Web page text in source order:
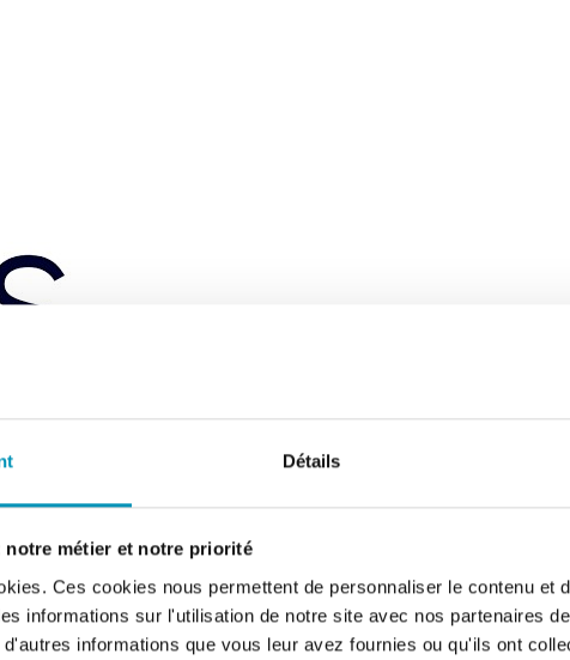
Détails
notre métier et notre priorité
Ces cookies nous permettent de personnaliser le contenu et
informations sur l'utilisation de notre site avec nos partenaires
informations que vous leur avez fournies ou qu'ils ont